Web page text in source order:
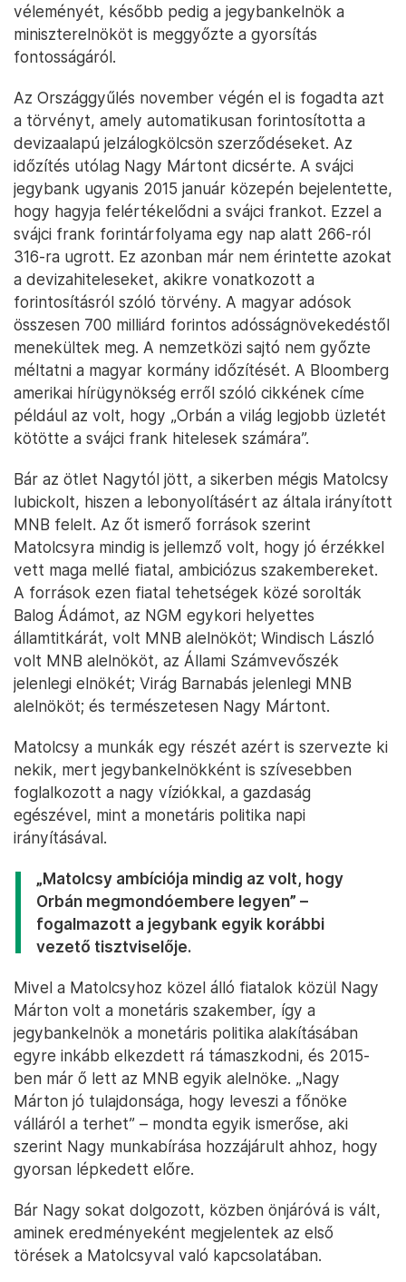
véleményét, később pedig a jegybankelnök a
miniszterelnököt is meggyőzte a gyorsítás
fontosságáról.
Az Országgyűlés november végén el is fogadta azt
a törvényt, amely automatikusan forintosította a
devizaalapú jelzálogkölcsön szerződéseket. Az
időzítés utólag Nagy Mártont dicsérte. A svájci
jegybank ugyanis 2015 január közepén bejelentette,
hogy hagyja felértékelődni a svájci frankot. Ezzel a
svájci frank forintárfolyama egy nap alatt 266-ról
316-ra ugrott. Ez azonban már nem érintette azokat
a devizahiteleseket, akikre vonatkozott a
forintosításról szóló törvény. A magyar adósok
összesen 700 milliárd forintos adósságnövekedéstől
menekültek meg. A nemzetközi sajtó nem győzte
méltatni a magyar kormány időzítését. A Bloomberg
amerikai hírügynökség erről szóló cikkének címe
például az volt, hogy „Orbán a világ legjobb üzletét
kötötte a svájci frank hitelesek számára”.
Bár az ötlet Nagytól jött, a sikerben mégis Matolcsy
lubickolt, hiszen a lebonyolításért az általa irányított
MNB felelt. Az őt ismerő források szerint
Matolcsyra mindig is jellemző volt, hogy jó érzékkel
vett maga mellé fiatal, ambiciózus szakembereket.
A források ezen fiatal tehetségek közé sorolták
Balog Ádámot, az NGM egykori helyettes
államtitkárát, volt MNB alelnököt; Windisch László
volt MNB alelnököt, az Állami Számvevőszék
jelenlegi elnökét; Virág Barnabás jelenlegi MNB
alelnököt; és természetesen Nagy Mártont.
Matolcsy a munkák egy részét azért is szervezte ki
nekik, mert jegybankelnökként is szívesebben
foglalkozott a nagy víziókkal, a gazdaság
egészével, mint a monetáris politika napi
irányításával.
„Matolcsy ambíciója mindig az volt, hogy
Orbán megmondóembere legyen” –
fogalmazott a jegybank egyik korábbi
vezető tisztviselője.
Mivel a Matolcsyhoz közel álló fiatalok közül Nagy
Márton volt a monetáris szakember, így a
jegybankelnök a monetáris politika alakításában
egyre inkább elkezdett rá támaszkodni, és 2015-
ben már ő lett az MNB egyik alelnöke. „Nagy
Márton jó tulajdonsága, hogy leveszi a főnöke
válláról a terhet” – mondta egyik ismerőse, aki
szerint Nagy munkabírása hozzájárult ahhoz, hogy
gyorsan lépkedett előre.
Bár Nagy sokat dolgozott, közben önjáróvá is vált,
aminek eredményeként megjelentek az első
törések a Matolcsyval való kapcsolatában.